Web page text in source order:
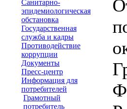
Санитарно-
эпидемиологическая
обстановка
Государственная
служба и кадры
Противодействие
коррупции
Документы
Пресс-центр
Информация для
потребителей
Грамотный
потребитель